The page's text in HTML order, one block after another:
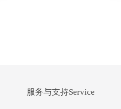
服务与支持Service